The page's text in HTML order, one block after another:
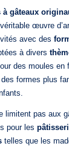
à gâteaux
œuvre
avec des
à divers
des moules
formes plus
limitent pas aux
pour les
telles que les